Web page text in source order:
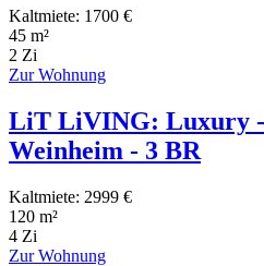
Kaltmiete: 1700 €
45 m²
2 Zi
Zur Wohnung
LiT LiVING: Luxury -
Weinheim - 3 BR
Kaltmiete: 2999 €
120 m²
4 Zi
Zur Wohnung